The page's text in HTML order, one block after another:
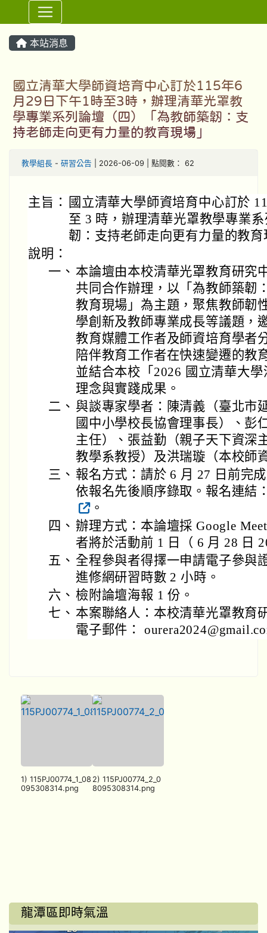
⏸
本站消息
國立清華大學師資培育中心訂於115年6
月29日下午1時至3時，辦理清華光罩教
學專業系列論壇（四）「為教師築韌：支
持老師走向更有力量的教育現場」
教學組長 - 研習公告 | 2026-06-09 | 點閱數： 62
主旨：
國立清華大學師資培育中心訂於
至 3 時，辦理清華光罩教學專業
韌：支持老師走向更有力量的教育
說明：
一、 本論壇由本校清華光罩教育研究
共同合作辦理，以「為教師築韌
教育現場」為主題，聚焦教師韌
學創新及教師專業成長等議題，
教育媒體工作者及師資培育學者
陪伴教育工作者在快速變遷的教
並結合本校「2026 國立清華大
理念與實踐成果。
二、 與談專家學者：陳清義（臺北市
國中小學校長協會理事長）、彭
主任）、張益勤（親子天下資深
教學系教授）及洪瑞璇（本校師
三、 報名方式：請於 6 月 27 日前完
依報名先後順序錄取。報名連結
。
四、 辦理方式：本論壇採 Google
者將於活動前 1 日（ 6 月 28 日
五、 全程參與者得擇一申請電子參與
進修網研習時數 2 小時。
六、 檢附論壇海報 1 份。
七、 本案聯絡人：本校清華光罩教育
電子郵件：
1) 115PJ00774_1_08
095308314.png
2) 115PJ00774_2_0
8095308314.png
龍潭區即時氣溫